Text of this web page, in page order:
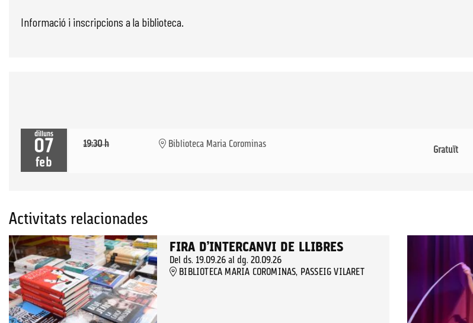
Informació i inscripcions a la biblioteca.
dilluns
07
feb
19:30 h Biblioteca Maria Corominas
Gratuït
Activitats relacionades
FIRA D’INTERCANVI DE LLIBRES
Del ds. 19.09.26al dg. 20.09.26
BIBLIOTECA MARIA COROMINAS, PASSEIG VILARET